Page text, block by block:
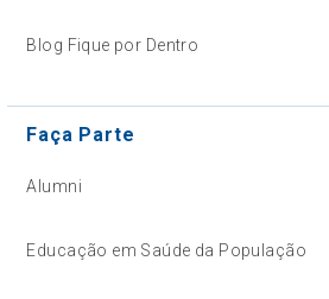
Blog Fique por Dentro
Faça Parte
Alumni
Educação em Saúde da População